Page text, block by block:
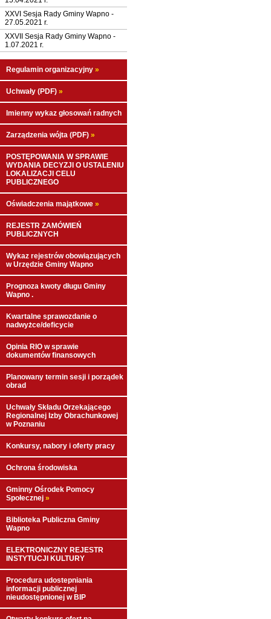
XXVI Sesja Rady Gminy Wapno -
27.05.2021 r.
XXVII Sesja Rady Gminy Wapno -
1.07.2021 r.
Regulamin organizacyjny »
Uchwały (PDF) »
Imienny wykaz głosowań radnych
Zarządzenia wójta (PDF) »
POSTĘPOWANIA W SPRAWIE
WYDANIA DECYZJI O USTALENIU
LOKALIZACJI CELU
PUBLICZNEGO
Oświadczenia majątkowe »
REJESTR ZAMÓWIEŃ
PUBLICZNYCH
Wykaz rejestrów obowiązujących
w Urzędzie Gminy Wapno
Prognoza kwoty długu Gminy
Wapno .
Kwartalne sprawozdanie o
nadwyżce/deficycie
Opinia RIO w sprawie
dokumentów finansowych
Planowany termin sesji i porządek
obrad
Uchwały Składu Orzekającego
Regionalnej Izby Obrachunkowej
w Poznaniu
Konkursy, nabory i oferty pracy
Ochrona środowiska
Gminny Ośrodek Pomocy
Społecznej »
Biblioteka Publiczna Gminy
Wapno
ELEKTRONICZNY REJESTR
INSTYTUCJI KULTURY
Procedura udostepniania
informacji publicznej
nieudostępnionej w BIP